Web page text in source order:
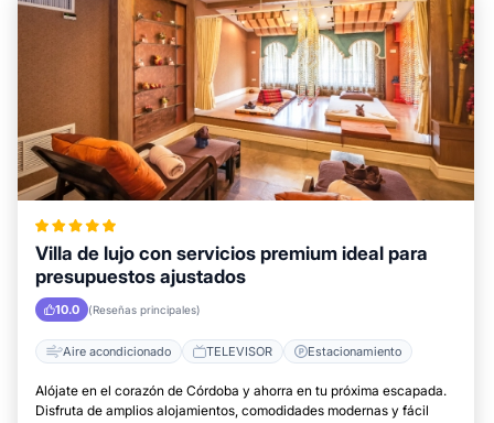
Villa de lujo con servicios premium ideal para
presupuestos ajustados
10.0 (Reseñas principales)
Aire acondicionado TELEVISOR Estacionamiento
Alójate en el corazón de Córdoba y ahorra en tu próxima escapada.
Disfruta de amplios alojamientos, comodidades modernas y fácil